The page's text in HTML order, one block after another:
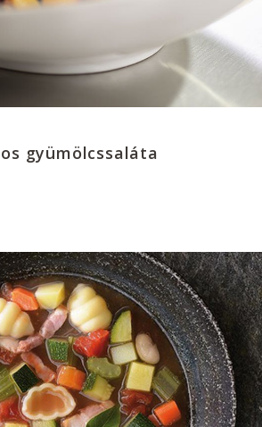
gyümölcssaláta